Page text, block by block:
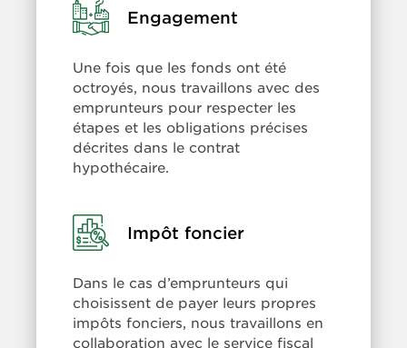
Engagement
Une fois que les fonds ont été
octroyés, nous travaillons avec des
emprunteurs pour respecter les
étapes et les obligations précises
décrites dans le contrat
hypothécaire.
Learn
more:
Impôt foncier
Dans le cas d’emprunteurs qui
choisissent de payer leurs propres
impôts fonciers, nous travaillons en
collaboration avec le service fiscal
Learn
more:
foncier